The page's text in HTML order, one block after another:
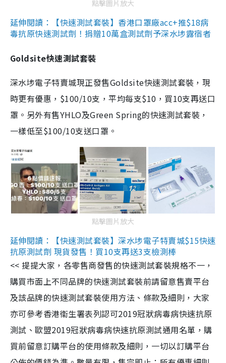
點擊圖片放大
延伸閱讀：【快速測試套裝】香港口罩廠acc+推$18病
毒抗原快速測試劑！捐贈10萬盒測試劑予深水埗露宿者
Goldsite快速測試套裝
深水埗電子特賣城現正發售Goldsite快速測試套裝，現
時更有優惠，$100/10支，平均每支$10，買10支再送口
罩。另外有售YHLO及Green Spring的快速測試套裝，
一樣低至$100/10支送口罩。
點擊圖片放大
延伸閱讀：【快速測試套裝】深水埗電子特賣城$15快速
抗原測試劑 現貨發售！買10支再送3支檢測棒
<< 提提大家，各零售商發售的快速測試套裝規格不一，
購買市面上不同品牌的快速測試套裝前請留意售賣平台
及該品牌的快速測試套裝使用方法、條款及細則，大家
亦可參考香港衞生署表列認可2019冠狀病毒病快速抗原
測試、歐盟2019冠狀病毒病快速抗原測試通用名單，購
買前留意訂購平台的使用條款及細則，一切以訂購平台